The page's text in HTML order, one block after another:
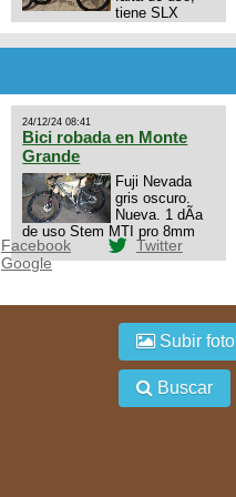
Facebook
Twitter
Google
tiene SLX
Horquilla Axon tope de gama
por drone de la marca Dji, les
interesa 3434568861 saludos
24/12/24 08:41
Bici robada en Monte
Grande
Fuji Nevada
gris oscuro.
Nueva. 1 dÃ­a
de uso Stem MTI pro 8mm
Subir foto
Buscar